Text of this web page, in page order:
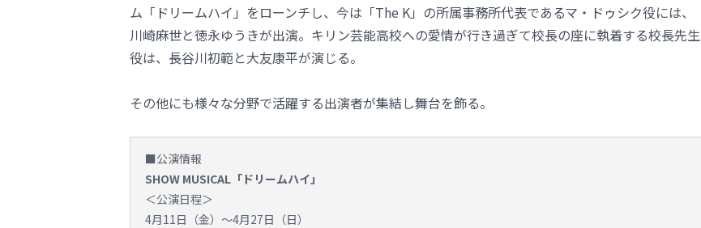
ム「ドリームハイ」をローンチし、今は「The K」の所属事務所代表であるマ・ドゥシク役には、
川崎麻世と徳永ゆうきが出演。キリン芸能高校への愛情が行き過ぎて校長の座に執着する校長先生
役は、長谷川初範と大友康平が演じる。
その他にも様々な分野で活躍する出演者が集結し舞台を飾る。
■公演情報
SHOW MUSICAL「ドリームハイ」
＜公演日程＞
4月11日（金）～4月27日（日）